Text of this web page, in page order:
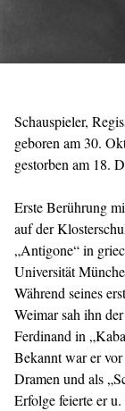
Schauspieler,
geboren am 30.
gestorben am 18.
Erste Berührung
auf der
„Antigone“ in
Universität
Während seines
Weimar sah ihn
Ferdinand in
Bekannt war er
Dramen und als
Erfolge feierte er